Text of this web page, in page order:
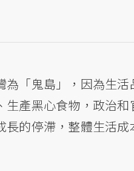
為「鬼島」，因為生
產黑心食物，政治
的停滯，整體生活